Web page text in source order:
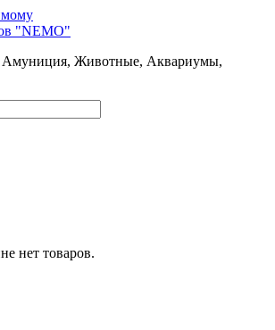
Амуниция, Животные, Аквариумы,
нет товаров.